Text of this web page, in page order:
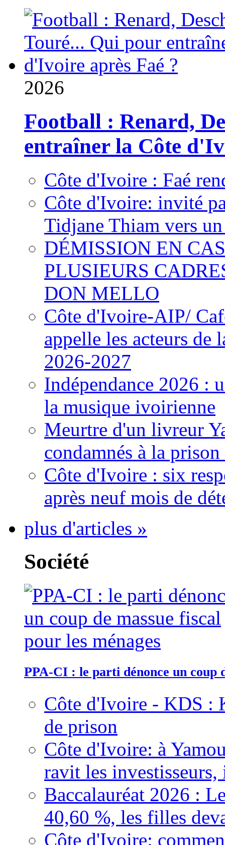
2026
Football : Renard,
entraîner la Côte
Côte d'Ivoire : Faé
Côte d'Ivoire: invité
Tidjane Thiam vers
DÉMISSION EN
PLUSIEURS
DON MELLO
Côte d'Ivoire-AIP/
appelle les acteurs de
2026-2027
Indépendance 2026 :
la musique ivoirienne
Meurtre d'un livreur
condamnés à la
Côte d'Ivoire : six
après neuf mois de
plus d'articles »
Société
PPA-CI : le parti dénonce un coup
Côte d'Ivoire - KDS :
de prison
Côte d'Ivoire: à
ravit les
Baccalauréat 2026 :
40,60 %, les filles
Côte d'Ivoire: